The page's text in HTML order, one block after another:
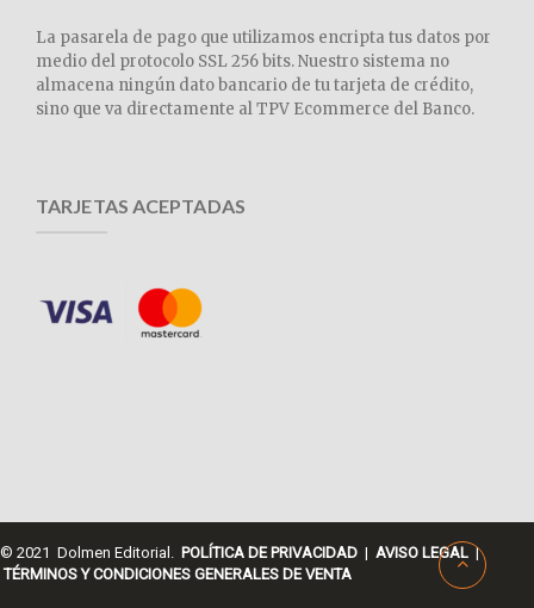
La pasarela de pago que utilizamos encripta tus datos por
medio del protocolo SSL 256 bits. Nuestro sistema no
almacena ningún dato bancario de tu tarjeta de crédito,
sino que va directamente al TPV Ecommerce del Banco.
TARJETAS ACEPTADAS
© 2021 Dolmen Editorial. POLÍTICA DE PRIVACIDAD | AVISO LEGAL |
TÉRMINOS Y CONDICIONES GENERALES DE VENTA